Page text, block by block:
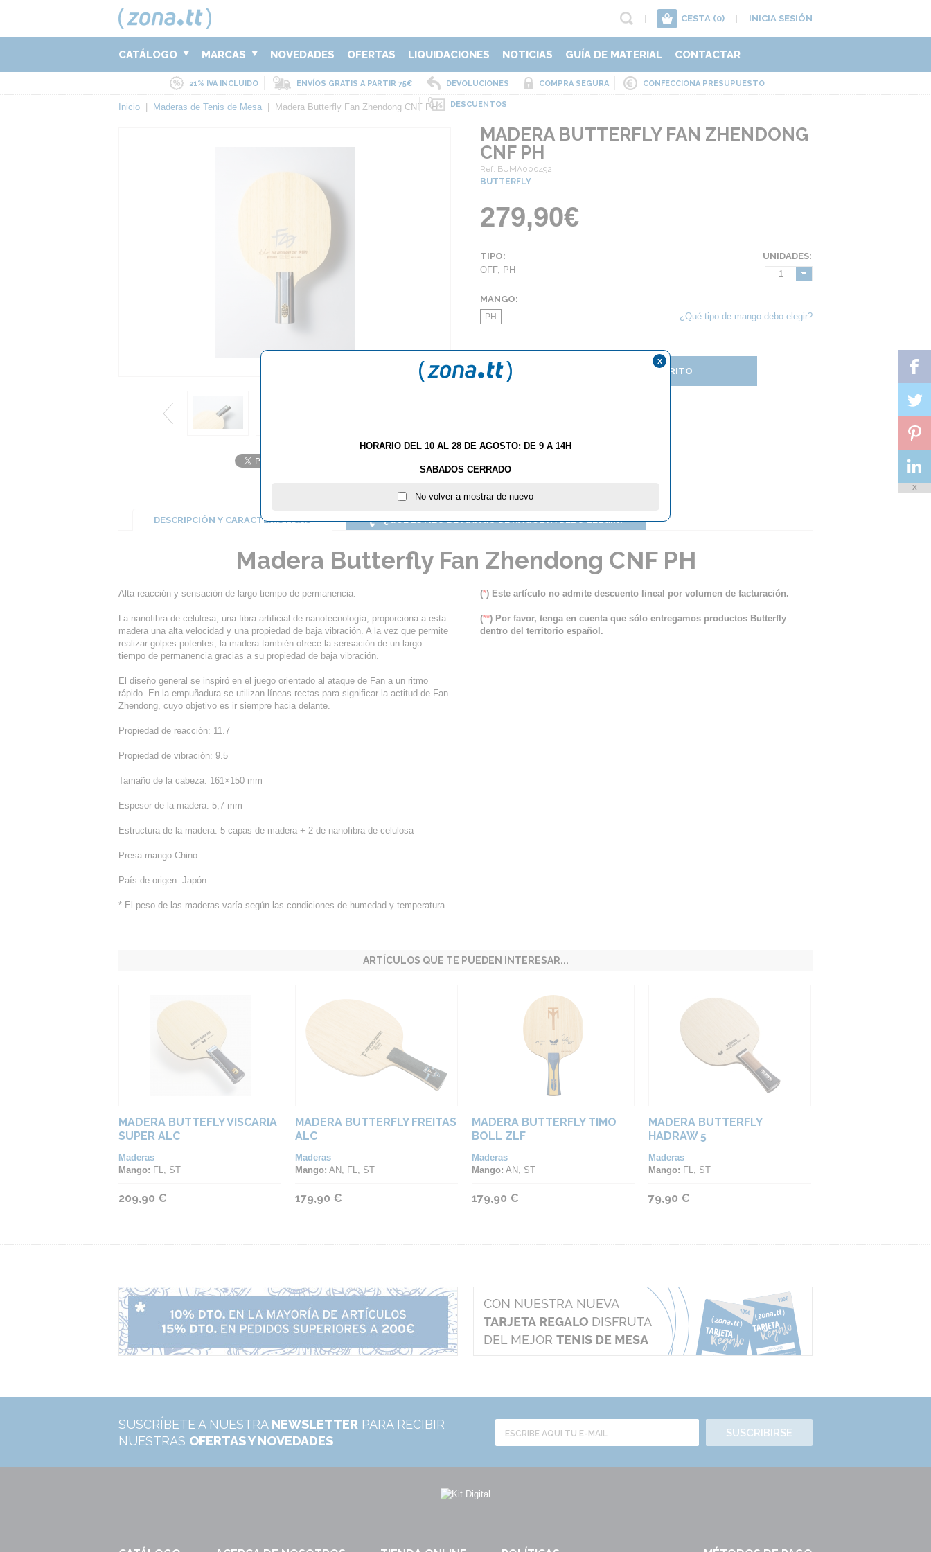
CESTA (0) INICIA SESIÓN
CATÁLOGO MARCAS NOVEDADES OFERTAS LIQUIDACIONES NOTICIAS GUÍA DE MATERIAL CONTACTAR
21% IVA INCLUIDO ENVÍOS GRATIS A PARTIR 75€ DEVOLUCIONES COMPRA SEGURA CONFECCIONA PRESUPUESTO
DESCUENTOS
Inicio Maderas de Tenis de Mesa Madera Butterfly Fan Zhendong CNF PH
MADERA BUTTERFLY FAN ZHENDONG
CNF PH
Ref. BUMA000492
BUTTERFLY
279,90€
UNIDADES:
1
TIPO:
OFF, PH
MANGO:
PH ¿Qué tipo de mango debo elegir?
AÑADIR AL CARRITO
DESCRIPCIÓN Y CARACTERÍSTICAS ¿QUÉ ESTILO DE MANGO DE RAQUETA DEBO ELEGIR?
Madera Butterfly Fan Zhendong CNF PH
Alta reacción y sensación de largo tiempo de permanencia.
La nanofibra de celulosa, una fibra artificial de nanotecnología, proporciona a esta
madera una alta velocidad y una propiedad de baja vibración. A la vez que permite
realizar golpes potentes, la madera también ofrece la sensación de un largo
tiempo de permanencia gracias a su propiedad de baja vibración.
El diseño general se inspiró en el juego orientado al ataque de Fan a un ritmo
rápido. En la empuñadura se utilizan líneas rectas para significar la actitud de Fan
Zhendong, cuyo objetivo es ir siempre hacia delante.
Propiedad de reacción: 11.7
Propiedad de vibración: 9.5
Tamaño de la cabeza: 161×150 mm
Espesor de la madera: 5,7 mm
Estructura de la madera: 5 capas de madera + 2 de nanofibra de celulosa
Presa mango Chino
País de origen: Japón
* El peso de las maderas varía según las condiciones de humedad y temperatura.
(*) Este artículo no admite descuento lineal por volumen de facturación.
(**) Por favor, tenga en cuenta que sólo entregamos productos Butterfly
dentro del territorio español.
ARTÍCULOS QUE TE PUEDEN INTERESAR...
MADERA BUTTEFLY VISCARIA
SUPER ALC
Maderas
Mango: FL, ST
209,90 €
MADERA BUTTERFLY FREITAS
ALC
Maderas
Mango: AN, FL, ST
179,90 €
MADERA BUTTERFLY TIMO
BOLL ZLF
Maderas
Mango: AN, ST
179,90 €
MADERA BUTTERFLY
HADRAW 5
Maderas
Mango: FL, ST
79,90 €
SUSCRÍBETE A NUESTRA NEWSLETTER PARA RECIBIR
NUESTRAS OFERTAS Y NOVEDADES
SUSCRIBIRSE
HORARIO DEL 10 AL 28 DE AGOSTO: DE 9 A 14H
SABADOS CERRADO
No volver a mostrar de nuevo
x
X